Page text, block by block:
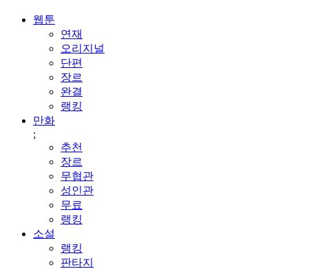
웹툰
연재
오리지널
단편
장르
완결
랭킹
만화
;
추천
장르
무협관
성인관
무료
랭킹
소설
랭킹
판타지